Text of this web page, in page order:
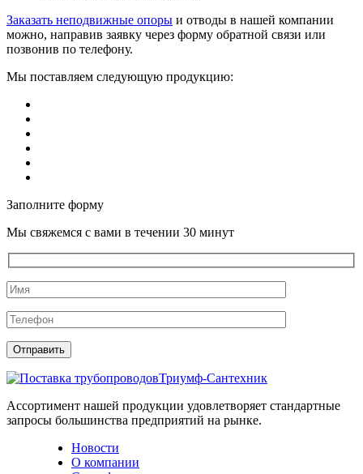
Заказать неподвижные опоры и отводы в нашей компании
можно, направив заявку через форму обратной связи или
позвонив по телефону.
Мы поставляем следующую продукцию:
Заполните форму
Мы свяжемся с вами в течении 30 минут
Триумф-Сантехник
Ассортимент нашей продукции удовлетворяет стандартные
запросы большинства предприятий на рынке.
Новости
О компании